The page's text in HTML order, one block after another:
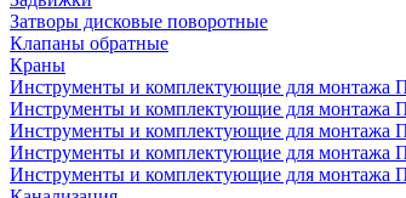
Затворы дисковые поворотные
Клапаны обратные
Краны
Инструменты и комплектующие для монтажа
Инструменты и комплектующие для монтажа
Инструменты и комплектующие для монтажа
Инструменты и комплектующие для монтажа
Инструменты и комплектующие для монтажа